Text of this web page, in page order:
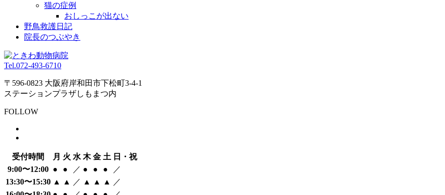
猫の症例
おしっこが出ない
野鳥救護日記
院長のつぶやき
Tel.072-493-6710
〒596-0823 大阪府岸和田市下松町3-4-1
ステーションプラザしもまつ内
FOLLOW
受付時間 月 火 水 木 金 土 日・祝
9:00〜12:00 ● ● ／ ● ● ●
／
13:30〜15:30 ▲ ▲ ／ ▲ ▲ ▲
／